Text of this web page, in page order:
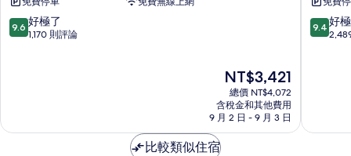
伊
斯
汀
9.6
分，
了，
9.6 好極了
1,170 則評論
現
在
價
格
為
NT$3,421
總價 NT$4,072
含稅金和其他費用
9 月 2 日 - 9 月 3 日
21
號
航
9.4
分，
了，
9.4 好
比較類似住宿